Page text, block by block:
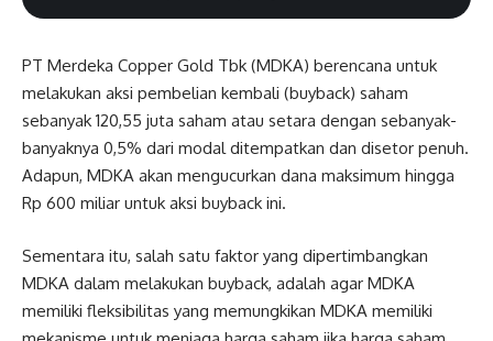
PT Merdeka Copper Gold Tbk (MDKA) berencana untuk
melakukan aksi pembelian kembali (buyback) saham
sebanyak 120,55 juta saham atau setara dengan sebanyak-
banyaknya 0,5% dari modal ditempatkan dan disetor penuh.
Adapun, MDKA akan mengucurkan dana maksimum hingga
Rp 600 miliar untuk aksi buyback ini.
Sementara itu, salah satu faktor yang dipertimbangkan
MDKA dalam melakukan buyback, adalah agar MDKA
memiliki fleksibilitas yang memungkikan MDKA memiliki